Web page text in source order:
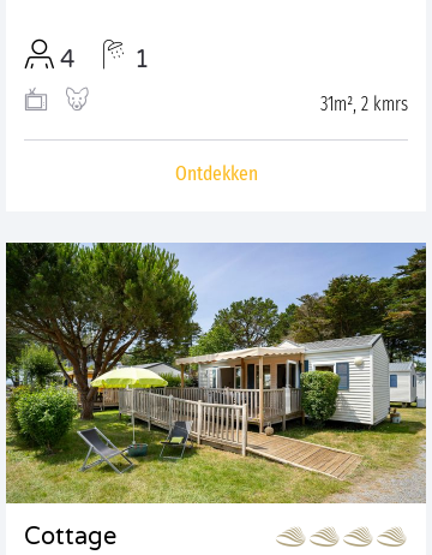
4 1
31m², 2 kmrs
Ontdekken
Cottage